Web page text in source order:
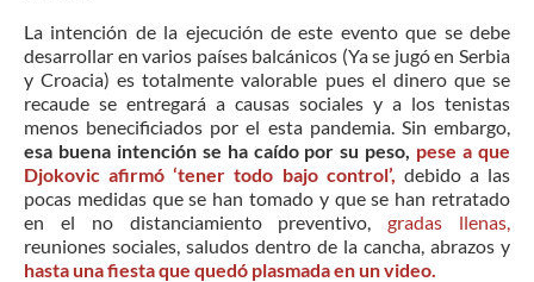
La intención de la ejecución de este evento que se debe
desarrollar en varios países balcánicos (Ya se jugó en Serbia
y Croacia) es totalmente valorable pues el dinero que se
recaude se entregará a causas sociales y a los tenistas
menos benecificiados por el esta pandemia. Sin embargo,
esa buena intención se ha caído por su peso, pese a que
Djokovic afirmó ‘tener todo bajo control’, debido a las
pocas medidas que se han tomado y que se han retratado
en el no distanciamiento preventivo,gradas llenas,
reuniones sociales, saludos dentro de la cancha, abrazos y
hasta una fiesta que quedó plasmada en un video.